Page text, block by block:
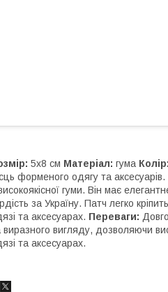
5х8 см Матеріал: гума Колір:
форменого одягу та аксесуарів.
гуми. Він має
за Україну. Патч легко
та аксесуарах. Переваги:
виразного вигляду, дозволяючи
та аксесуарах.